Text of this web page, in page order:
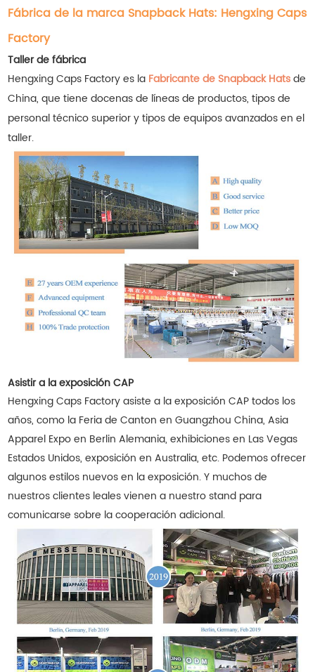
Fábrica de la marca Snapback Hats: Hengxing Caps
Factory
Taller de fábrica
Hengxing Caps Factory es la Fabricante de Snapback Hatsde
China, que tiene docenas de líneas de productos, tipos de
personal técnico superior y tipos de equipos avanzados en el
taller.
Asistir a la exposición CAP
Hengxing Caps Factory asiste a la exposición CAP todos los
años, como la Feria de Canton en Guangzhou China, Asia
Apparel Expo en Berlin Alemania, exhibiciones en Las Vegas
Estados Unidos, exposición en Australia, etc. Podemos ofrecer
algunos estilos nuevos en la exposición. Y muchos de
nuestros clientes leales vienen a nuestro stand para
comunicarse sobre la cooperación adicional.